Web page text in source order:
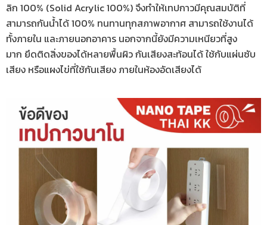
ลิก 100% (Solid Acrylic 100%) จึงทำให้เทปกาวมีคุณสมบัติที่
สามารถกันน้ำได้ 100% ทนทานทุกสภาพอากาศ สามารถใช้งานได้
ทั้งภายใน และภายนอกอาคาร นอกจากนี้ยังมีความเหนียวที่สูง
มาก ยึดติดสิ่งของได้หลายพื้นผิว กันเสียงสะท้อนได้ ใช้กับแผ่นซับ
เสียง หรือแผงไข่ที่ใช้กันเสียง ภายในห้องอัดเสียงได้